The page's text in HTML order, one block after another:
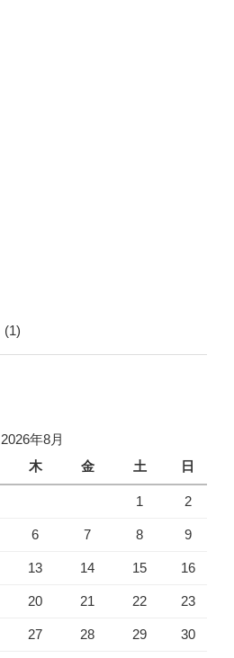
(1)
2026年8月
木 金 土 日
1 2
6 7 8 9
13 14 15 16
20 21 22 23
27 28 29 30